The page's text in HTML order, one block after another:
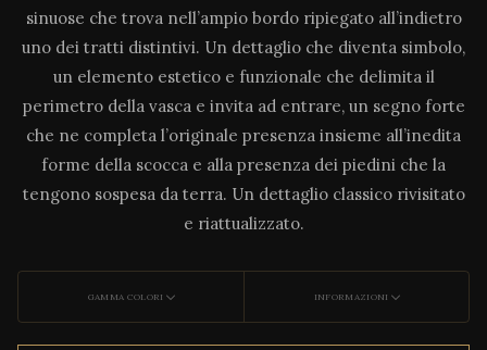
sinuose che trova nell’ampio bordo ripiegato all’indietro
uno dei tratti distintivi. Un dettaglio che diventa simbolo,
un elemento estetico e funzionale che delimita il
perimetro della vasca e invita ad entrare, un segno forte
che ne completa l’originale presenza insieme all’inedita
forme della scocca e alla presenza dei piedini che la
tengono sospesa da terra. Un dettaglio classico rivisitato
e riattualizzato.
GAMMA COLORI INFORMAZIONI